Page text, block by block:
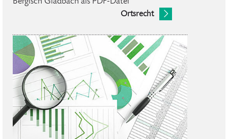
Ortsrecht